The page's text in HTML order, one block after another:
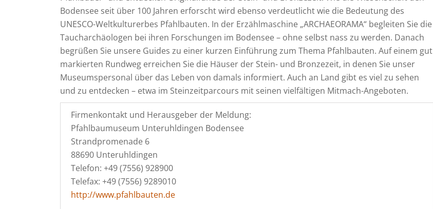
Bodensee seit über 100 Jahren erforscht wird ebenso verdeutlicht wie die Bedeutung des
UNESCO-Weltkulturerbes Pfahlbauten. In der Erzählmaschine „ARCHAEORAMA“ begleiten Sie die
Taucharchäologen bei ihren Forschungen im Bodensee – ohne selbst nass zu werden. Danach
begrüßen Sie unsere Guides zu einer kurzen Einführung zum Thema Pfahlbauten. Auf einem gut
markierten Rundweg erreichen Sie die Häuser der Stein- und Bronzezeit, in denen Sie unser
Museumspersonal über das Leben von damals informiert. Auch an Land gibt es viel zu sehen
und zu entdecken – etwa im Steinzeitparcours mit seinen vielfältigen Mitmach-Angeboten.
Firmenkontakt und Herausgeber der Meldung:
Pfahlbaumuseum Unteruhldingen Bodensee
Strandpromenade 6
88690 Unteruhldingen
Telefon: +49 (7556) 928900
Telefax: +49 (7556) 9289010
http://www.pfahlbauten.de